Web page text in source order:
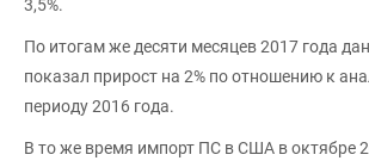
3,5%.
По итогам же десяти месяцев 2017 года
показал прирост на 2% по отношению к
периоду 2016 года.
В то же время импорт ПС в США в октябре